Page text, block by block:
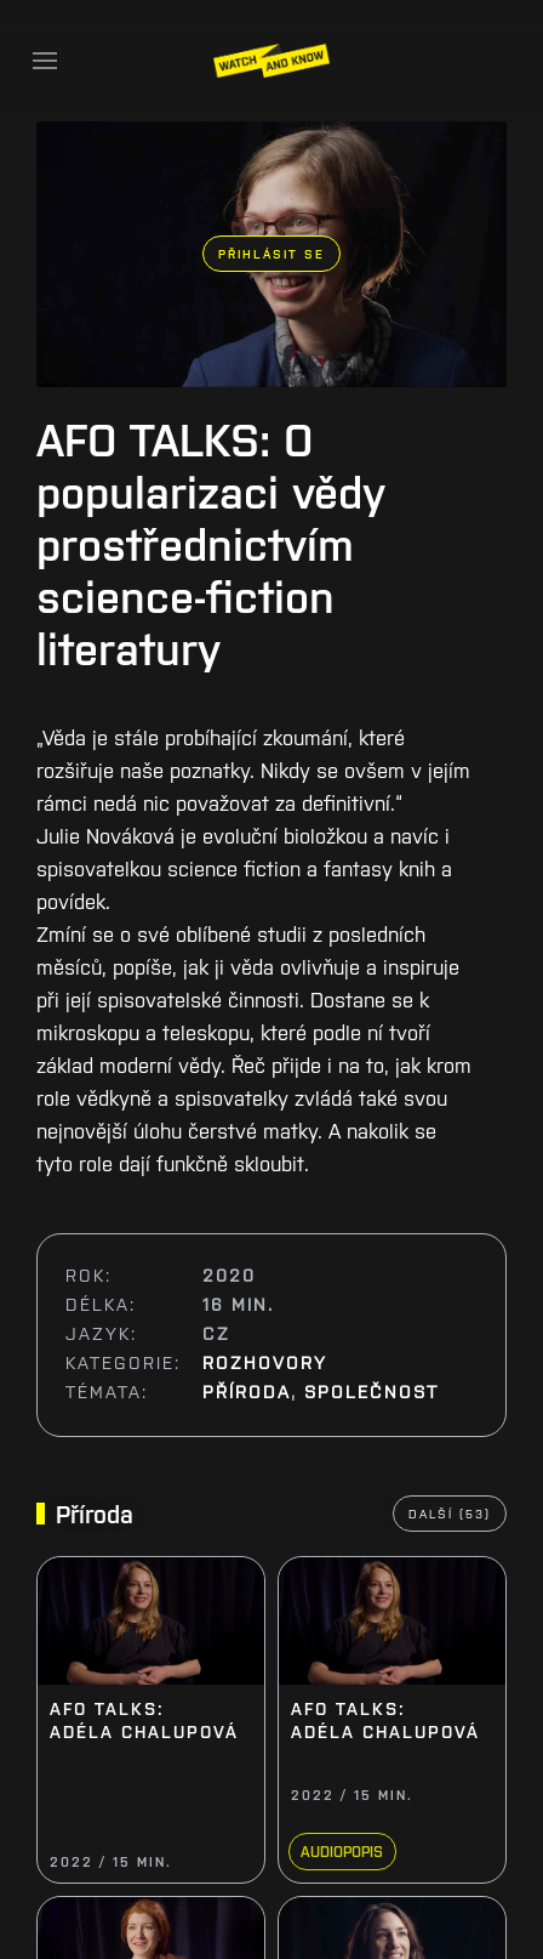
PŘIHLÁSIT SE
AFO TALKS: O
popularizaci vědy
prostřednictvím
science-fiction
literatury
„Věda je stále probíhající zkoumání, které
rozšiřuje naše poznatky. Nikdy se ovšem v jejím
rámci nedá nic považovat za definitivní.“
Julie Nováková je evoluční bioložkou a navíc i
spisovatelkou science fiction a fantasy knih a
povídek.
Zmíní se o své oblíbené studii z posledních
měsíců, popíše, jak ji věda ovlivňuje a inspiruje
při její spisovatelské činnosti. Dostane se k
mikroskopu a teleskopu, které podle ní tvoří
základ moderní vědy. Řeč přijde i na to, jak krom
role vědkyně a spisovatelky zvládá také svou
nejnovější úlohu čerstvé matky. A nakolik se
tyto role dají funkčně skloubit.
ROK:
2020
DÉLKA:
16 MIN.
JAZYK:
CZ
KATEGORIE:
ROZHOVORY
TÉMATA:
PŘÍRODA, SPOLEČNOST
Příroda DALŠÍ (53)
AFO TALKS:
ADÉLA CHALUPOVÁ
2022 / 15 MIN.
AFO TALKS:
ADÉLA CHALUPOVÁ
2022 / 15 MIN.
AUDIOPOPIS